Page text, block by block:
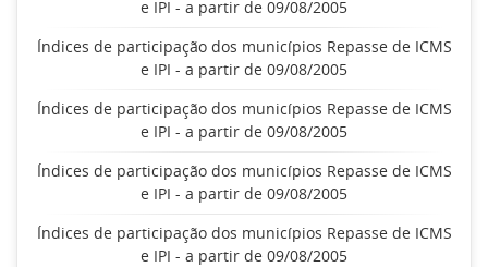
e IPI - a partir de 09/08/2005
Índices de participação dos municípios Repasse de ICMS
e IPI - a partir de 09/08/2005
Índices de participação dos municípios Repasse de ICMS
e IPI - a partir de 09/08/2005
Índices de participação dos municípios Repasse de ICMS
e IPI - a partir de 09/08/2005
Índices de participação dos municípios Repasse de ICMS
e IPI - a partir de 09/08/2005